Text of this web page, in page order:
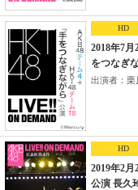
HD
2018年7
をつなぎ
出演者：栗
HD
2019年2
公演 長久